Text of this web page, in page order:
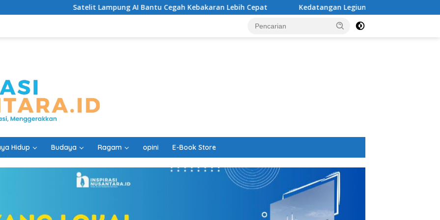
Satelit Lampung AI Bantu Cegah Kebakaran Lebih Cepat Kedatangan Legiun Asing Baru PSM Makassar Kian Nyata
Hidup Budaya Ragam opini E-Book Store